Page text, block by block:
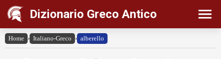
Dizionario Greco Antico
Home › Italiano-Greco › alberello